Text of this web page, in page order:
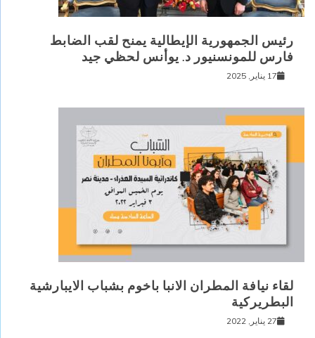
رئيس الجمهورية الإيطالية يمنح لقب الضابط
فارس للمونسنيور د. يوأنس لحظي جيد
17 يناير, 2025
لقاء نيافة المطران الانبا باخوم بشباب الايبارشية
البطريركية
27 يناير, 2022